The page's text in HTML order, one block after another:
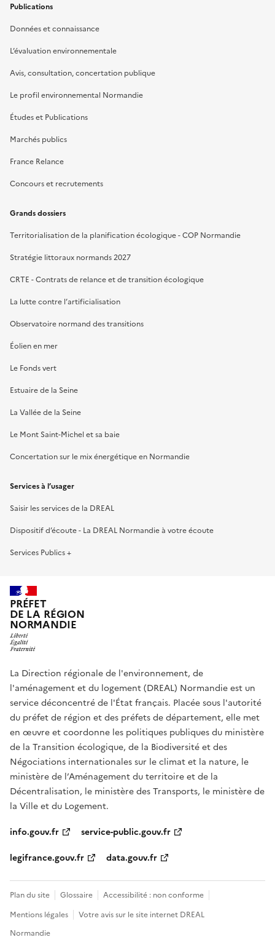
Publications
Données et connaissance
L’évaluation environnementale
Avis, consultation, concertation publique
Le profil environnemental Normandie
Études et Publications
Marchés publics
France Relance
Concours et recrutements
Grands dossiers
Territorialisation de la planification écologique - COP Normandie
Stratégie littoraux normands 2027
CRTE - Contrats de relance et de transition écologique
La lutte contre l’artificialisation
Observatoire normand des transitions
Éolien en mer
Le Fonds vert
Estuaire de la Seine
La Vallée de la Seine
Le Mont Saint-Michel et sa baie
Concertation sur le mix énergétique en Normandie
Services à l’usager
Saisir les services de la DREAL
Dispositif d’écoute - La DREAL Normandie à votre écoute
Services Publics +
PRÉFET
DE LA RÉGION
NORMANDIE
La Direction régionale de l'environnement, de
l'aménagement et du logement (DREAL) Normandie est un
service déconcentré de l'État français. Placée sous l'autorité
du préfet de région et des préfets de département, elle met
en œuvre et coordonne les politiques publiques du ministère
de la Transition écologique, de la Biodiversité et des
Négociations internationales sur le climat et la nature, le
ministère de l’Aménagement du territoire et de la
Décentralisation, le ministère des Transports, le ministère de
la Ville et du Logement.
info.gouv.fr
service-public.gouv.fr
legifrance.gouv.fr
data.gouv.fr
Plan du site Glossaire
Accessibilité : non conforme
Mentions légales
Votre avis sur le site internet DREAL
Normandie